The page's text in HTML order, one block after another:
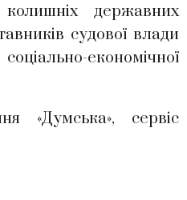
державних
судової влади
економічної
«Думська», сервіс